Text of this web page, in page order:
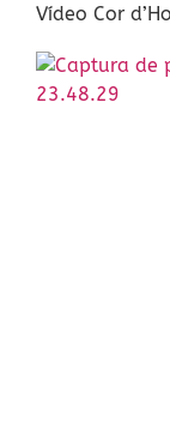
Vídeo Cor